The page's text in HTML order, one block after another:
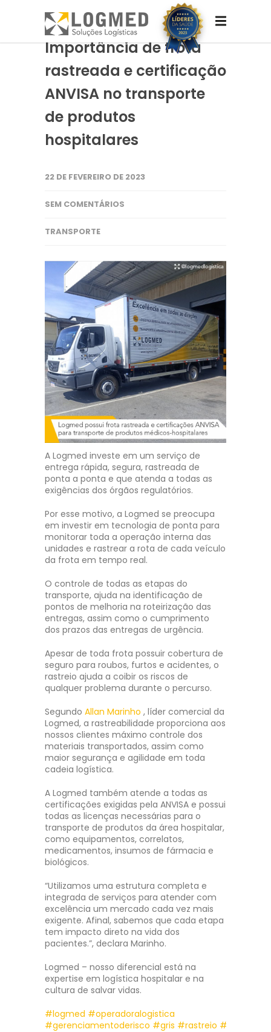
Importância de frota
rastreada e certificação
ANVISA no transporte
de produtos
hospitalares
22 DE FEVEREIRO DE 2023
SEM COMENTÁRIOS
TRANSPORTE
A Logmed investe em um serviço de
entrega rápida, segura, rastreada de
ponta a ponta e que atenda a todas as
exigências dos órgãos regulatórios.
Por esse motivo, a Logmed se preocupa
em investir em tecnologia de ponta para
monitorar toda a operação interna das
unidades e rastrear a rota de cada veículo
da frota em tempo real.
O controle de todas as etapas do
transporte, ajuda na identificação de
pontos de melhoria na roteirização das
entregas, assim como o cumprimento
dos prazos das entregas de urgência.
Apesar de toda frota possuir cobertura de
seguro para roubos, furtos e acidentes, o
rastreio ajuda a coibir os riscos de
qualquer problema durante o percurso.
Segundo Allan Marinho , líder comercial da
Logmed, a rastreabilidade proporciona aos
nossos clientes máximo controle dos
materiais transportados, assim como
maior segurança e agilidade em toda
cadeia logística.
A Logmed também atende a todas as
certificações exigidas pela ANVISA e possui
todas as licenças necessárias para o
transporte de produtos da área hospitalar,
como equipamentos, correlatos,
medicamentos, insumos de fármacia e
biológicos.
“Utilizamos uma estrutura completa e
integrada de serviços para atender com
excelência um mercado cada vez mais
exigente. Afinal, sabemos que cada etapa
tem impacto direto na vida dos
pacientes.”, declara Marinho.
Logmed – nosso diferencial está na
expertise em logística hospitalar e na
cultura de salvar vidas.
#logmed #operadoralogistica
#gerenciamentoderisco #gris #rastreio